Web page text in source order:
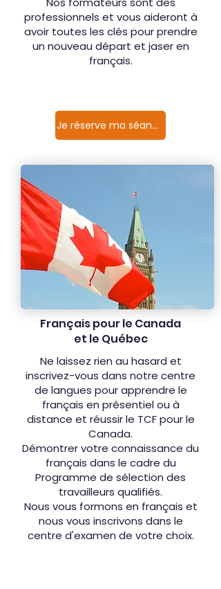
professionnels et vous aideront à
avoir toutes les clés pour prendre
un nouveau départ et jaser en
français.
Je réserve ma séance
Français pour le Canada
et le Québec
Ne laissez rien au hasard et
inscrivez-vous dans notre centre
de langues pour apprendre le
français en présentiel ou à
distance et réussir le TCF pour le
Canada.
Démontrer votre connaissance du
français dans le cadre du
Programme de sélection des
travailleurs qualifiés.
Nous vous formons en français et
nous vous inscrivons dans le
centre d'examen de votre choix.